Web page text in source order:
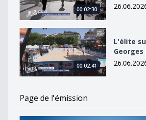
00:02:30
L&#039;élite sur la place Georges
00:02:41
L'élite
Page de l'émission